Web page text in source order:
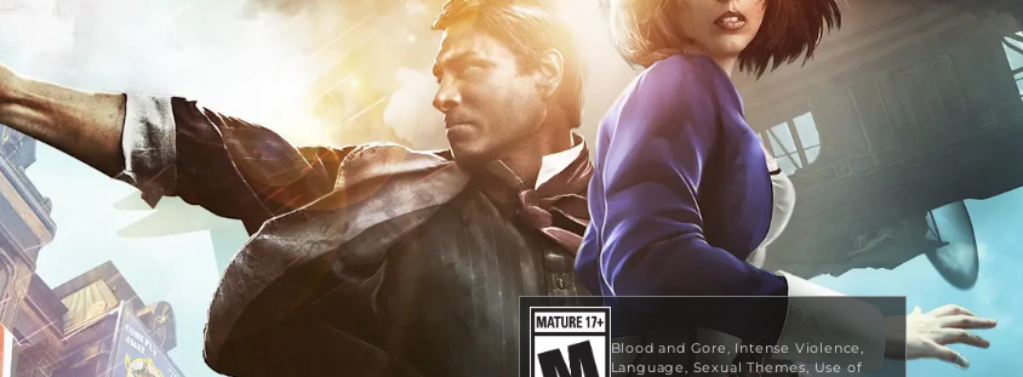
Blood and Gore
Intense Violence
Language
Sexual Themes Use of